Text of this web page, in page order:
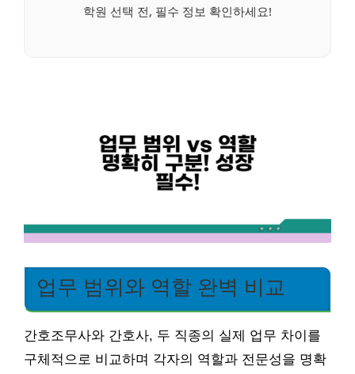
학원 선택 전, 필수 정보 확인하세요!
업무 범위와 역할 완벽 비교
간호조무사와 간호사, 두 직종의 실제 업무 차이를
구체적으로 비교하며 각자의 역할과 전문성을 명확